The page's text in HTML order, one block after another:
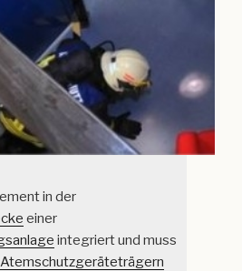
in der
einer
integriert und muss
Atemschutzgeräteträgern